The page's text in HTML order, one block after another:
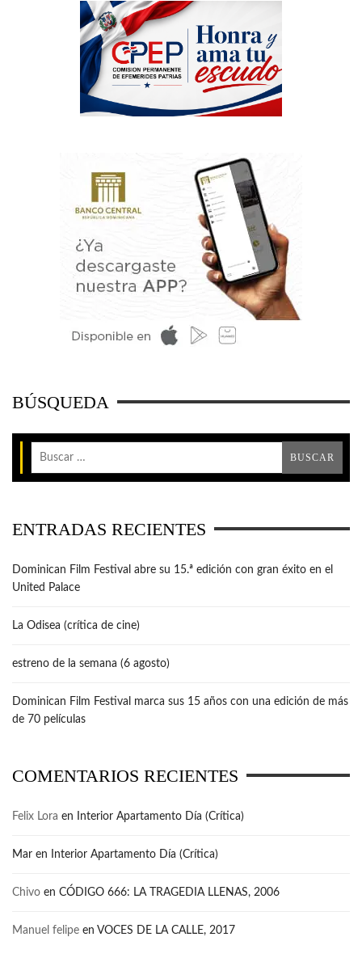
BÚSQUEDA
ENTRADAS RECIENTES
Dominican Film Festival abre su 15.ª edición con gran éxito en el
United Palace
La Odisea (crítica de cine)
estreno de la semana (6 agosto)
Dominican Film Festival marca sus 15 años con una edición de más
de 70 películas
COMENTARIOS RECIENTES
Felix Lora en Interior Apartamento Día (Crítica)
Mar en Interior Apartamento Día (Crítica)
Chivo en CÓDIGO 666: LA TRAGEDIA LLENAS, 2006
Manuel felipe en VOCES DE LA CALLE, 2017